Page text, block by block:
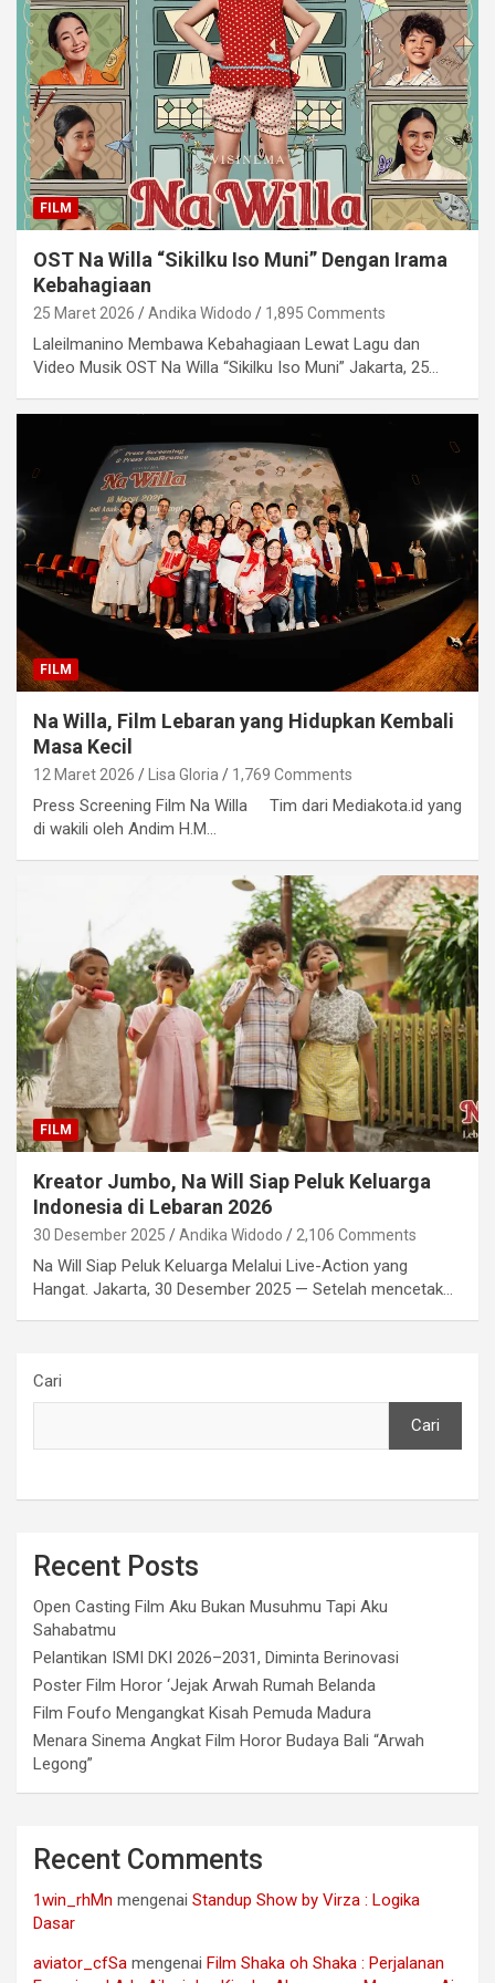
FILM
OST Na Willa “Sikilku Iso Muni” Dengan Irama
Kebahagiaan
25 Maret 2026 Andika Widodo 1,895 Comments
Laleilmanino Membawa Kebahagiaan Lewat Lagu dan
Video Musik OST Na Willa “Sikilku Iso Muni” Jakarta, 25…
FILM
Na Willa, Film Lebaran yang Hidupkan Kembali
Masa Kecil
12 Maret 2026 Lisa Gloria 1,769 Comments
Press Screening Film Na Willa Tim dari Mediakota.id yang
di wakili oleh Andim H.M…
FILM
Kreator Jumbo, Na Will Siap Peluk Keluarga
Indonesia di Lebaran 2026
30 Desember 2025 Andika Widodo 2,106 Comments
Na Will Siap Peluk Keluarga Melalui Live-Action yang
Hangat. Jakarta, 30 Desember 2025 — Setelah mencetak…
Cari
Cari
Recent Posts
Open Casting Film Aku Bukan Musuhmu Tapi Aku
Sahabatmu
Pelantikan ISMI DKI 2026–2031, Diminta Berinovasi
Poster Film Horor ‘Jejak Arwah Rumah Belanda
Film Foufo Mengangkat Kisah Pemuda Madura
Menara Sinema Angkat Film Horor Budaya Bali “Arwah
Legong”
Recent Comments
1win_rhMn mengenai Standup Show by Virza : Logika
Dasar
aviator_cfSa mengenai Film Shaka oh Shaka : Perjalanan